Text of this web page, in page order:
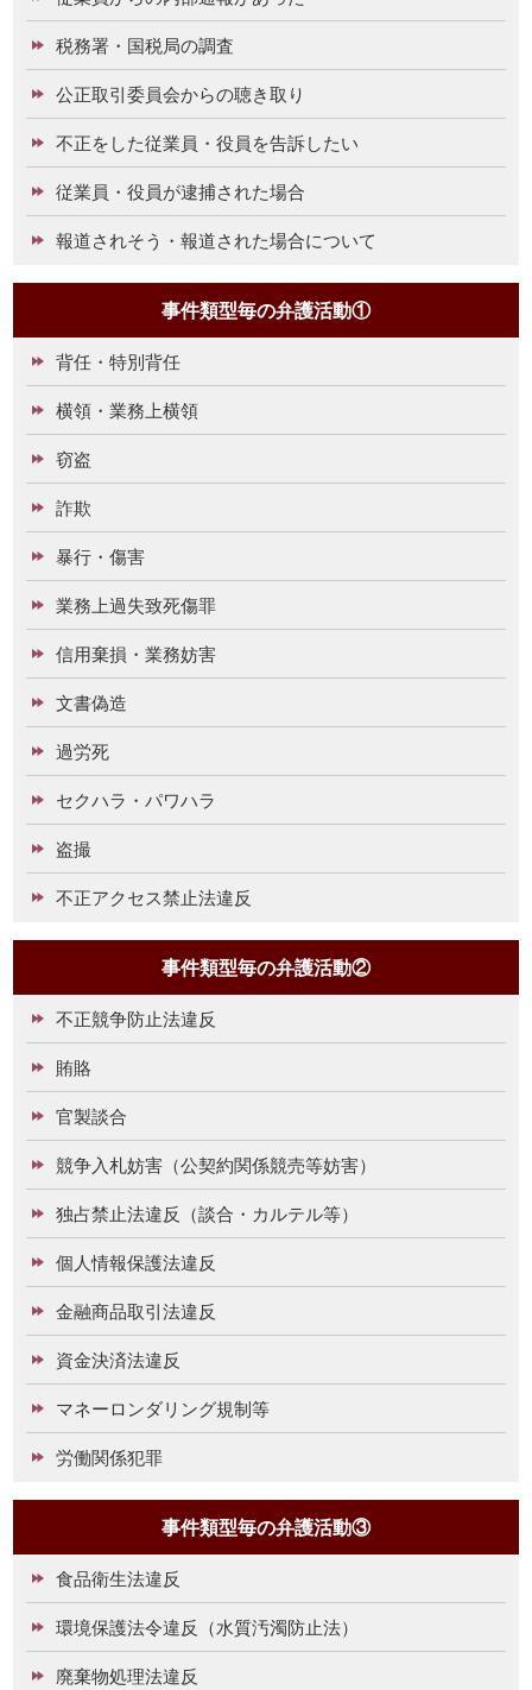
税務署・国税局の調査
公正取引委員会からの聴き取り
不正をした従業員・役員を告訴したい
従業員・役員が逮捕された場合
報道されそう・報道された場合について
事件類型毎の弁護活動①
背任・特別背任
横領・業務上横領
窃盗
詐欺
暴行・傷害
業務上過失致死傷罪
信用棄損・業務妨害
文書偽造
過労死
セクハラ・パワハラ
盗撮
不正アクセス禁止法違反
事件類型毎の弁護活動②
不正競争防止法違反
賄賂
官製談合
競争入札妨害（公契約関係競売等妨害）
独占禁止法違反（談合・カルテル等）
個人情報保護法違反
金融商品取引法違反
資金決済法違反
マネーロンダリング規制等
労働関係犯罪
事件類型毎の弁護活動③
食品衛生法違反
環境保護法令違反（水質汚濁防止法）
廃棄物処理法違反